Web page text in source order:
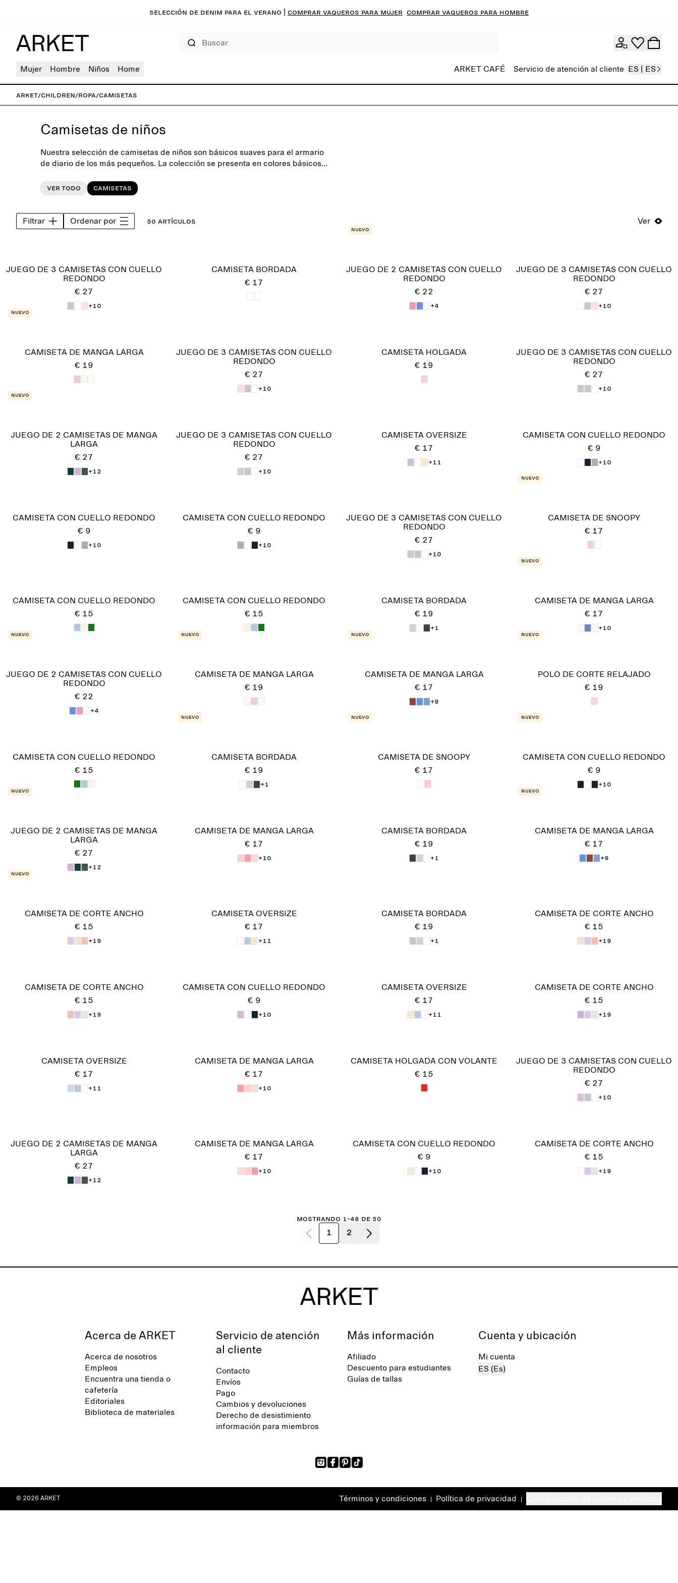
Selección de denim para el verano | Comprar vaqueros para mujer Comprar vaqueros para hombre
Mujer Hombre Niños Home ARKET CAFÉ Servicio de atención al cliente ES | ES
ARKET/Children/Ropa/Camisetas
Camisetas de niños
Nuestra selección de camisetas de niños son básicos suaves para el armario
de diario de los más pequeños. La colección se presenta en colores básicos
combinarlos con facilidad.
Ver todo Camisetas
Filtrar Ordenar por 50 artículos Ver
JUEGO DE 3 CAMISETAS CON CUELLO
REDONDO
€ 27
+10
CAMISETA BORDADA
€ 17
Nuevo
JUEGO DE 2 CAMISETAS CON CUELLO
REDONDO
€ 22
+4
JUEGO DE 3 CAMISETAS CON CUELLO
REDONDO
€ 27
+10
Nuevo
CAMISETA DE MANGA LARGA
€ 19
JUEGO DE 3 CAMISETAS CON CUELLO
REDONDO
€ 27
+10
CAMISETA HOLGADA
€ 19
JUEGO DE 3 CAMISETAS CON CUELLO
REDONDO
€ 27
+10
Nuevo
JUEGO DE 2 CAMISETAS DE MANGA
LARGA
€ 27
+12
JUEGO DE 3 CAMISETAS CON CUELLO
REDONDO
€ 27
+10
CAMISETA OVERSIZE
€ 17
+11
CAMISETA CON CUELLO REDONDO
€ 9
+10
CAMISETA CON CUELLO REDONDO
€ 9
+10
CAMISETA CON CUELLO REDONDO
€ 9
+10
JUEGO DE 3 CAMISETAS CON CUELLO
REDONDO
€ 27
+10
Nuevo
CAMISETA DE SNOOPY
€ 17
CAMISETA CON CUELLO REDONDO
€ 15
CAMISETA CON CUELLO REDONDO
€ 15
CAMISETA BORDADA
€ 19
+1
Nuevo
CAMISETA DE MANGA LARGA
€ 17
+10
Nuevo
JUEGO DE 2 CAMISETAS CON CUELLO
REDONDO
€ 22
+4
Nuevo
CAMISETA DE MANGA LARGA
€ 19
Nuevo
CAMISETA DE MANGA LARGA
€ 17
+9
Nuevo
POLO DE CORTE RELAJADO
€ 19
CAMISETA CON CUELLO REDONDO
€ 15
Nuevo
CAMISETA BORDADA
€ 19
+1
Nuevo
CAMISETA DE SNOOPY
€ 17
Nuevo
CAMISETA CON CUELLO REDONDO
€ 9
+10
Nuevo
JUEGO DE 2 CAMISETAS DE MANGA
LARGA
€ 27
+12
CAMISETA DE MANGA LARGA
€ 17
+10
CAMISETA BORDADA
€ 19
+1
Nuevo
CAMISETA DE MANGA LARGA
€ 17
+9
Nuevo
CAMISETA DE CORTE ANCHO
€ 15
+19
CAMISETA OVERSIZE
€ 17
+11
CAMISETA BORDADA
€ 19
+1
CAMISETA DE CORTE ANCHO
€ 15
+19
CAMISETA DE CORTE ANCHO
€ 15
+19
CAMISETA CON CUELLO REDONDO
€ 9
+10
CAMISETA OVERSIZE
€ 17
+11
CAMISETA DE CORTE ANCHO
€ 15
+19
CAMISETA OVERSIZE
€ 17
+11
CAMISETA DE MANGA LARGA
€ 17
+10
CAMISETA HOLGADA CON VOLANTE
€ 15
JUEGO DE 3 CAMISETAS CON CUELLO
REDONDO
€ 27
+10
JUEGO DE 2 CAMISETAS DE MANGA
LARGA
€ 27
+12
CAMISETA DE MANGA LARGA
€ 17
+10
CAMISETA CON CUELLO REDONDO
€ 9
+10
CAMISETA DE CORTE ANCHO
€ 15
+19
Mostrando 1-48 de 50
1 2
Acerca de ARKET
Acerca de nosotros
Empleos
Encuentra una tienda o
cafetería
Editoriales
Biblioteca de materiales
Servicio de atención
al cliente
Contacto
Envíos
Pago
Cambios y devoluciones
Derecho de desistimiento
información para miembros
Más información
Afiliado
Descuento para estudiantes
Guías de tallas
Cuenta y ubicación
Mi cuenta
ES (Es)
Términos y condiciones Política de privacidad
© 2026 ARKET